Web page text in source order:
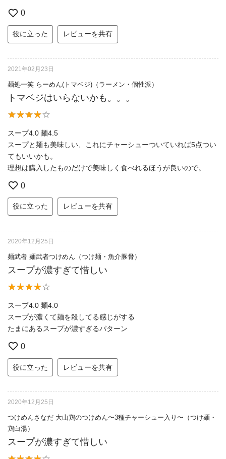
0
役に立った レビューを共有
2021年02月23日
麺処一笑 らーめん(トマベジ)（ラーメン・個性派）
トマベジはいらないかも。。。
スープ4.0 麺4.5
スープと麺も美味しい、これにチャーシューついていれば5点つい
てもいいかも。
理想は購入したものだけで美味しく食べれるほうが良いので。
0
役に立った レビューを共有
2020年12月25日
麺武者 麺武者つけめん（つけ麺・魚介豚骨）
スープが濃すぎて惜しい
スープ4.0 麺4.0
スープが濃くて麺を殺してる感じがする
たまにあるスープが濃すぎるパターン
0
役に立った レビューを共有
2020年12月25日
つけめんさなだ 大山鶏のつけめん〜3種チャーシュー入り〜（つけ麺・
鶏白湯）
スープが濃すぎて惜しい